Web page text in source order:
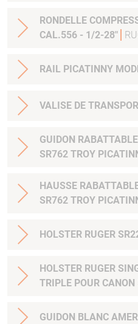
RONDELLE
CAL.556 - 1/2-28"
RAIL PICATINNY
VALISE DE
GUIDON
SR762 TROY
HAUSSE
SR762 TROY
HOLSTER RUGER
HOLSTER RUGER
TRIPLE POUR
GUIDON BLANC